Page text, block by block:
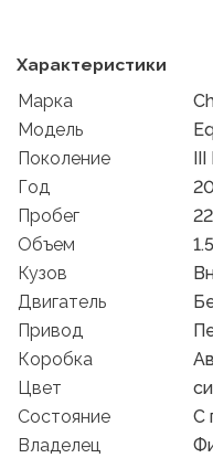
Характеристики
Марка
Модель
Поколение
III
Год
Пробег
Объем
Кузов
Двигатель
Привод
Коробка
Цвет
Состояние
C
Владелец